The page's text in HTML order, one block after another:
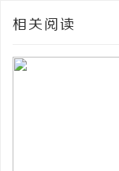
相关阅读